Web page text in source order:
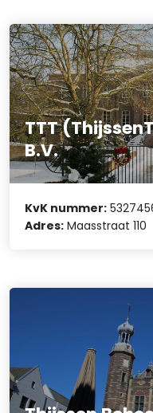
TTT
B.V.
KvK nummer:
Adres: Maasstraat 110